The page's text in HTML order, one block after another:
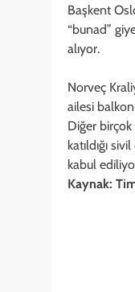
Başkent
“bunad”
alıyor.
Norveç
ailesi
Diğer birçok
katıldığı
kabul
Kaynak: